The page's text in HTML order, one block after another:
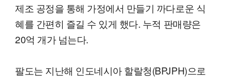
제조 공정을 통해 가정에서 만들기 까다로운 식
혜를 간편히 즐길 수 있게 했다. 누적 판매량은
20억 개가 넘는다.
팔도는 지난해 인도네시아 할랄청(BPJPH)으로